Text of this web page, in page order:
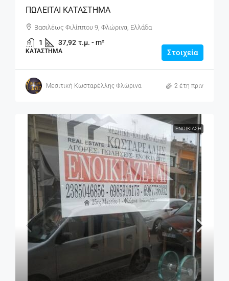
ΠΩΛΕΙΤΑΙ ΚΑΤΑΣΤΗΜΑ
Βασιλέως Φιλίππου 9, Φλώρινα, Ελλάδα
1 37,92 τ.μ. - m²
ΚΑΤΆΣΤΗΜΑ Στοιχεία
Μεσιτική Κωσταρέλλης Φλώρινα 2 έτη πριν
ΕΝΟΙΚΊΑΣΗ